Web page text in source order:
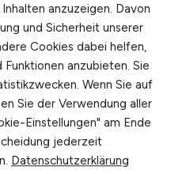
anzuzeigen. Davon
und Sicherheit unserer
Cookies dabei helfen,
anzubieten. Sie
Wenn Sie auf
Sie der Verwendung aller
Einstellungen" am Ende
jederzeit
Datenschutzerklärung